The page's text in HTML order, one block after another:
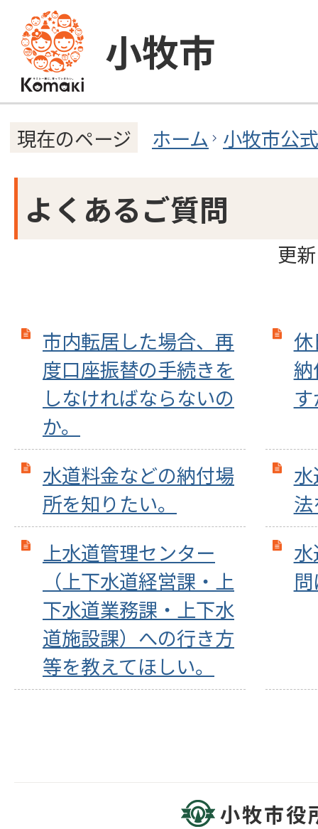
小牧市
現在のページ ホーム 小牧市公
よくあるご質問
更
市内転居した場合、再
度口座振替の手続きを
しなければならないの
か。
水道料金などの納付場
所を知りたい。
上水道管理センター
（上下水道経営課・上
下水道業務課・上下水
道施設課）への行き方
等を教えてほしい。
小牧市役